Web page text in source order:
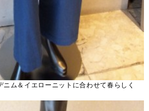
ニム＆イエローニットに合わせて春らしく